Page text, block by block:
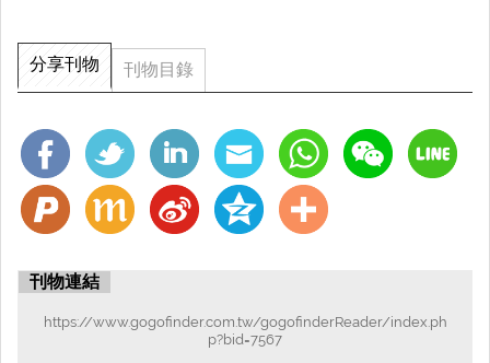
分享刊物 刊物目錄
刊物連結
https://www.gogofinder.com.tw/gogofinderReader/index.ph
p?bid=7567